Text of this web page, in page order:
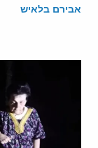
אבירם בלאיש